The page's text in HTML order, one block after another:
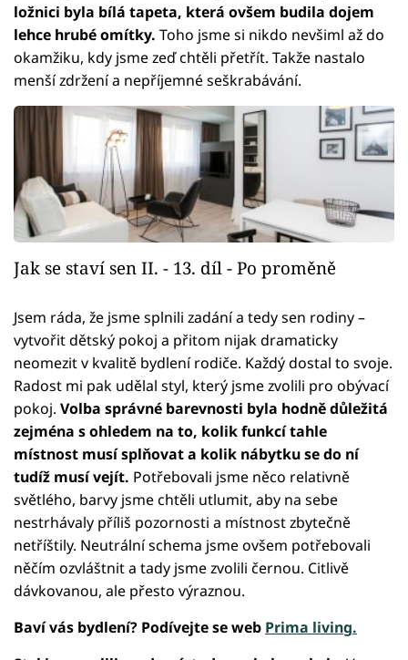
ložnici byla bílá tapeta, která ovšem budila dojem
lehce hrubé omítky. Toho jsme si nikdo nevšiml až do
okamžiku, kdy jsme zeď chtěli přetřít. Takže nastalo
menší zdržení a nepříjemné seškrabávání.
Jak se staví sen II. - 13. díl - Po proměně
Jsem ráda, že jsme splnili zadání a tedy sen rodiny –
vytvořit dětský pokoj a přitom nijak dramaticky
neomezit v kvalitě bydlení rodiče. Každý dostal to svoje.
Radost mi pak udělal styl, který jsme zvolili pro obývací
pokoj. Volba správné barevnosti byla hodně důležitá
zejména s ohledem na to, kolik funkcí tahle
místnost musí splňovat a kolik nábytku se do ní
tudíž musí vejít. Potřebovali jsme něco relativně
světlého, barvy jsme chtěli utlumit, aby na sebe
nestrhávaly příliš pozornosti a místnost zbytečně
netříštily. Neutrální schema jsme ovšem potřebovali
něčím ozvláštnit a tady jsme zvolili černou. Citlivě
dávkovanou, ale přesto výraznou.
Baví vás bydlení? Podívejte se web Prima living.